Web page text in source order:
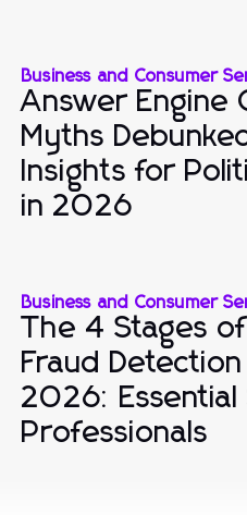
Business and Consumer
Answer Engine
Myths
Insights for
in 2026
Business and Consumer
The 4 Stages
Fraud
2026:
Professionals